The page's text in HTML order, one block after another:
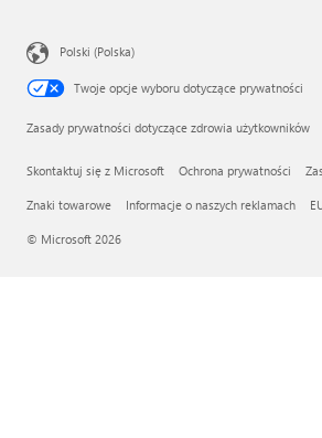
Polski (Polska)
Twoje opcje wyboru dotyczące prywatności
Zasady prywatności dotyczące zdrowia użytkowników
Skontaktuj się z Microsoft Ochrona prywatności
Znaki towarowe Informacje o naszych reklamach
© Microsoft 2026